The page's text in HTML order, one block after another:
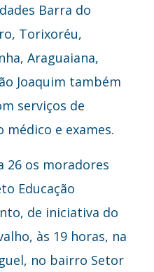
Barra do
Torixoréu,
Araguaiana,
Joaquim também
serviços de
e exames.
26 os moradores
Educação
de iniciativa do
às 19 horas, na
no bairro Setor